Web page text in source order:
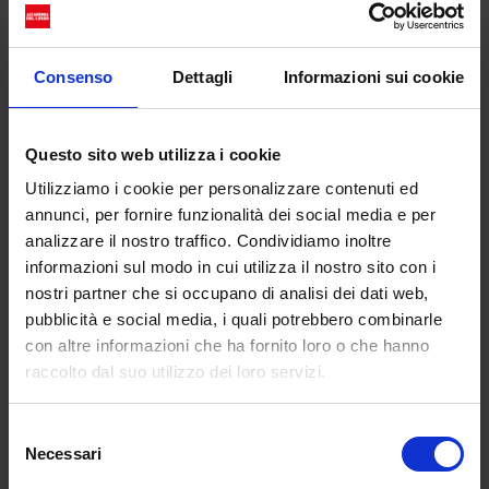
Consenso Dettagli Informazioni sui cookie
Questo sito web utilizza i cookie
Utilizziamo i cookie per personalizzare contenuti ed
annunci, per fornire funzionalità dei social media e per
analizzare il nostro traffico. Condividiamo inoltre
informazioni sul modo in cui utilizza il nostro sito con i
nostri partner che si occupano di analisi dei dati web,
pubblicità e social media, i quali potrebbero combinarle
con altre informazioni che ha fornito loro o che hanno
raccolto dal suo utilizzo dei loro servizi.
delNecessari
Oggi, con una frase, possiamo creare ciò che
desideriamo: un’immagine, come un testo, un film,
otteniamo una sceneggiatura degna di
Anderson
, una tela in perfetto stile Picasso
, un
testo dall’
ironia calviniana . Il potere di questa
mente è a dir poco sbalorditivo, qualcosa di mai
visto prima. Ma a tratti spaventoso…
Questo intrufolarsi graduale dell’AI
nelle nostre vite ha permesso di
fare un uso/abuso di esse da parte
della gente comune.
parametro universale che definisca fino a che
punto possiamo spingerci;
non c’è un giusto o uno